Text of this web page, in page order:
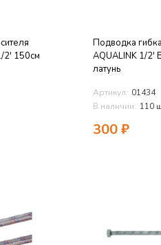
2' 150см
Подводка
AQUALINK 1/2'
латунь
Артикул: 01434
В наличии: 110
300₽